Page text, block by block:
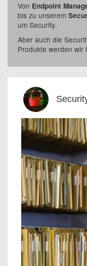
Von Endpoint
bis zu unserem
um Security.
Aber auch die
Produkte werden wir